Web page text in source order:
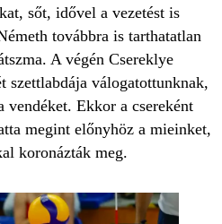
sőt, idővel a vezetést is
továbbra is tarthatatlan
A végén Csereklye
válogatottunknak,
vendéket. Ekkor a csereként
megint előnyhöz a mieinket,
koronázták meg.